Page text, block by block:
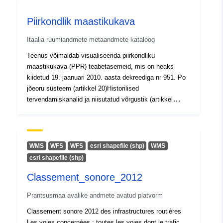
Entwicklung innovativer Produkte auf Basis von Holz,
Senkung des Energieverbrauchs bei der
Wärmebereitstellung. Optimierungsbedarf gibt es auch in
den bestehenden Fördersystemen. Diese Studie wurde
im Auftrag von Mondi AG, Zellstoff Pöls AG und
Laakirchen Papier AG erstellt.
Piirkondlik maastikukava
Itaalia ruumiandmete metaandmete kataloog
Teenus võimaldab visualiseerida piirkondliku
maastikukava (PPR) teabetasemeid, mis on heaks
kiidetud 19. jaanuari 2010. aasta dekreediga nr 951. Po
jõeoru süsteem (artikkel 20)Historilised
tervendamiskanalid ja niisutatud võrgustik (artikkel
25)Belvedere, tundlikud vaated ja vaatluspunktid
langobardide maastikul (artikkel 27)
WMS WFS WFS esri shapefile (shp)
WMS
esri shapefile (shp)
Classement_sonore_2012
Prantsusmaa avalike andmete avatud platvorm
Classement sonore 2012 des infrastructures routières